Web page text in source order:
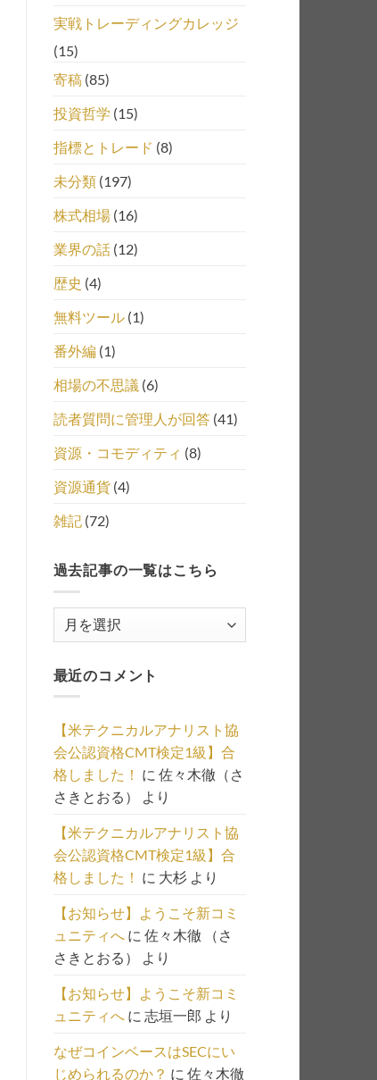
実戦トレーディングカレッジ
(15)
寄稿(85)
投資哲学 (15)
指標とトレード (8)
未分類(197)
株式相場(16)
業界の話(12)
歴史 (4)
無料ツール(1)
番外編(1)
相場の不思議 (6)
読者質問に管理人が回答(41)
資源・コモディティ (8)
資源通貨(4)
雑記(72)
過去記事の一覧はこちら
事
の
一
覧
は
こ
ち
ら
最近のコメント
【米テクニカルアナリスト協
会公認資格CMT検定1級】合
格しました！ に 佐々木徹（さ
さきとおる）
より
【米テクニカルアナリスト協
会公認資格CMT検定1級】合
格しました！ に 大杉より
【お知らせ】ようこそ新コミ
ュニティへに 佐々木徹 （さ
さきとおる）
より
【お知らせ】ようこそ新コミ
ュニティへに 志垣一郎 より
なぜコインベースはSECにい
じめられるのか？ に 佐々木徹